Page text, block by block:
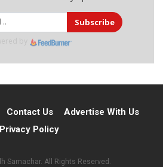
Subscribe
Contact Us
Advertise With Us
Privacy Policy
Samachar. All Rights Reserved.